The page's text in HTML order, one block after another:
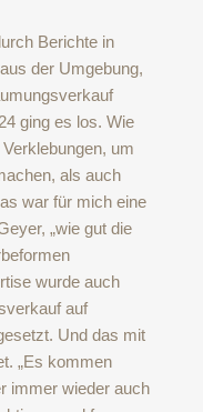
Berichte in
der Umgebung,
ging es los. Wie
um
als auch
war für mich eine
„wie gut die
wurde auch
auf
Und das mit
„Es kommen
immer wieder auch